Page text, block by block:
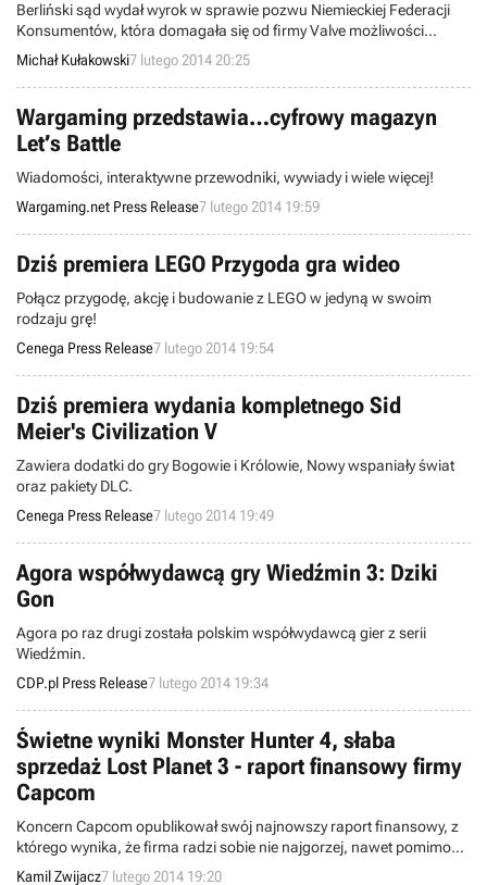
Berliński sąd wydał wyrok w sprawie pozwu Niemieckiej Federacji
Konsumentów, która domagała się od firmy Valve możliwości
odsprzedaży posiadanych kont użytkownika i związanych z nimi
gier. Wymiar sprawiedliwości przychylił się do linii obrony firmy, która
chciała zachowania obecnego stanu rzeczy.
Michał Kułakowski7 lutego 2014 20:25
Wargaming przedstawia…cyfrowy magazyn
Let’s Battle
Wiadomości, interaktywne przewodniki, wywiady i wiele więcej!
Wargaming.net Press Release7 lutego 2014 19:59
Dziś premiera LEGO Przygoda gra wideo
Połącz przygodę, akcję i budowanie z LEGO w jedyną w swoim
rodzaju grę!
Cenega Press Release7 lutego 2014 19:54
Dziś premiera wydania kompletnego Sid
Meier's Civilization V
Zawiera dodatki do gry Bogowie i Królowie, Nowy wspaniały świat
oraz pakiety DLC.
Cenega Press Release7 lutego 2014 19:49
Agora współwydawcą gry Wiedźmin 3: Dziki
Gon
Agora po raz drugi została polskim współwydawcą gier z serii
Wiedźmin.
CDP.pl Press Release7 lutego 2014 19:34
Świetne wyniki Monster Hunter 4, słaba
sprzedaż Lost Planet 3 - raport finansowy firmy
Capcom
Koncern Capcom opublikował swój najnowszy raport finansowy, z
którego wynika, że firma radzi sobie nie najgorzej, nawet pomimo
mniejszych przychodów, niż te, które zanotowano rok wcześniej. Do
Kamil Zwijacz7 lutego 2014 19:20